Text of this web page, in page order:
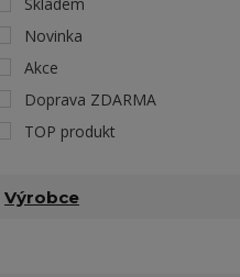
Novinka
Akce
Doprava ZDARMA
TOP produkt
Výrobce